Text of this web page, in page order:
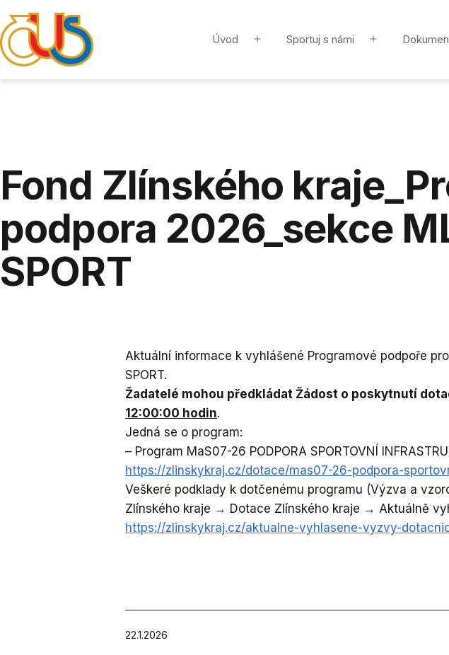
k
obsahu
Úvod
Otevřít
Sportuj s námi
Otevřít
Fond Zlínského
podpora 2026_sekce
SPORT
Aktuální informace k vyhlášené Programové podpoře
SPORT.
Žadatelé mohou předkládat Žádost o poskytnutí
12:00:00 hodin.
Jedná se o program:
– Program MaS07-26 PODPORA SPORTOVNÍ
https://zlinskykraj.cz/dotace/mas07-26-podpora-
Veškeré podklady k dotčenému programu (Výzva a
Zlínského kraje → Dotace Zlínského kraje → Aktuálně
https://zlinskykraj.cz/aktualne-vyhlasene-vyzvy-
Publikováno
22.1.2026